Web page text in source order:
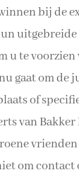
bij de
u te
gaat om de
of
van
om contact